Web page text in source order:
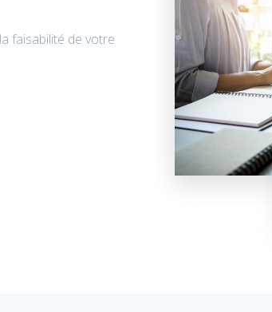
faisabilité de votre